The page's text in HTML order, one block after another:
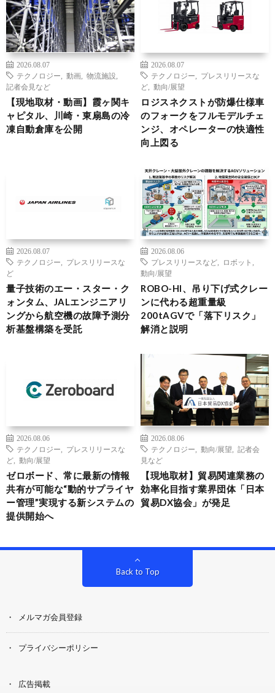
2026.08.07
テクノロジー
動画 物流施設
記者会見など
【現地取材・動画】霞ヶ関キ
ャピタル、川崎・東扇島の冷
凍自動倉庫を公開
2026.08.07
テクノロジー
プレスリリースな
ど
動向/展望
ロジスネクストが防爆仕様車
のフォークをフルモデルチェ
ンジ、オペレーターの快適性
向上図る
2026.08.07
テクノロジー
プレスリリースな
ど
量子技術のエー・スター・ク
ォンタム、JALエンジニアリ
ングから航空機の故障予測分
析基盤構築を受託
2026.08.06
プレスリリースなど
ロボット
動向/展望
ROBO-HI、吊り下げ式クレー
ンに代わる超重量級
200tAGVで「落下リスク」
解消と説明
2026.08.06
テクノロジー
プレスリリースな
ど
動向/展望
ゼロボード、常に最新の情報
共有が可能な“動的サプライヤ
ー管理”実現する新システムの
提供開始へ
2026.08.06
テクノロジー
動向/展望
記者会
見など
【現地取材】貿易関連業務の
効率化目指す業界団体「日本
貿易DX協会」が発足
Back to Top
メルマガ会員登録
プライバシーポリシー
広告掲載